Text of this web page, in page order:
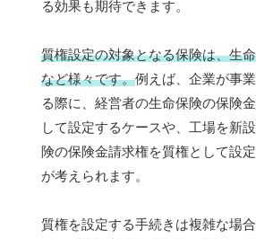
る効果も期待できます。
質権設定の対象となる保険は、生
など様々です。例えば、企業が事
る際に、経営者の生命保険の保険
して設定するケースや、工場を新
険の保険金請求権を質権として設
が考えられます。
質権を設定する手続きは複雑な場